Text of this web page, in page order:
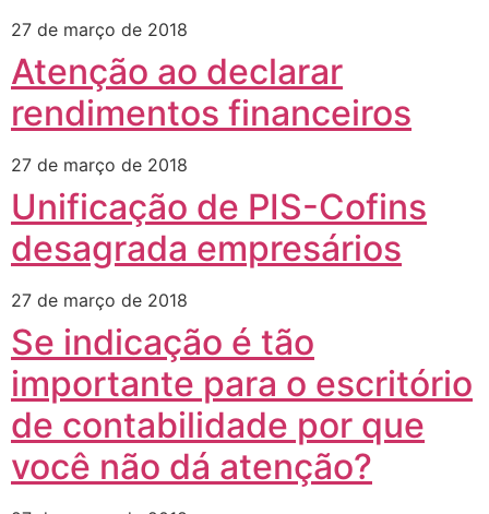
27 de março de 2018
Atenção ao declarar
rendimentos financeiros
27 de março de 2018
Unificação de PIS-Cofins
desagrada empresários
27 de março de 2018
Se indicação é tão
importante para o escritório
de contabilidade por que
você não dá atenção?